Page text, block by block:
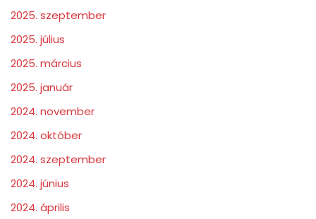
2025. szeptember
2025. július
2025. március
2025. január
2024. november
2024. október
2024. szeptember
2024. június
2024. április